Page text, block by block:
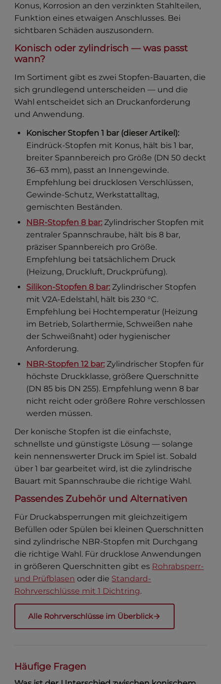
Konus, Korrosion an den verzinkten Stahlteilen,
Funktion eines etwaigen Anschlusses. Bei
sichtbaren Schäden auszusondern.
Konisch oder zylindrisch — was passt
wann?
Im Sortiment gibt es zwei Stopfen-Bauarten, die
sich grundlegend unterscheiden — und die
Wahl entscheidet sich an Druckanforderung
und Anwendung.
Konischer Stopfen 1 bar (dieser Artikel):
Eindrück-Stopfen mit Konus, hält bis 1 bar,
breiter Spannbereich pro Größe (DN 50 deckt
36–63 mm), passt an Innengewinde.
Empfehlung bei drucklosen Verschlüssen,
Gewinde-Schutz, Werkstattalltag,
gemischten Beständen.
NBR-Stopfen 8 bar: Zylindrischer Stopfen mit
zentraler Spannschraube, hält bis 8 bar,
präziser Spannbereich pro Größe.
Empfehlung bei tatsächlichem Druck
(Heizung, Druckluft, Druckprüfung).
Silikon-Stopfen 8 bar: Zylindrischer Stopfen
mit V2A-Edelstahl, hält bis 230 °C.
Empfehlung bei Hochtemperatur (Heizung
im Betrieb, Solarthermie, Schweißen nahe
der Schweißnaht) oder hygienischer
Anforderung.
NBR-Stopfen 12 bar: Zylindrischer Stopfen für
höchste Druckklasse, größere Querschnitte
(DN 85 bis DN 255). Empfehlung wenn 8 bar
nicht reicht oder größere Rohre verschlossen
werden müssen.
Der konische Stopfen ist die einfachste,
schnellste und günstigste Lösung — solange
kein nennenswerter Druck im Spiel ist. Sobald
über 1 bar gearbeitet wird, ist die zylindrische
Bauart mit Spannschraube die richtige Wahl.
Passendes Zubehör und Alternativen
Für Druckabsperrungen mit gleichzeitigem
Befüllen oder Spülen bei kleinen Querschnitten
sind zylindrische NBR-Stopfen mit Durchgang
die richtige Wahl. Für drucklose Anwendungen
in größeren Querschnitten gibt es Rohrabsperr-
und Prüfblasen oder die Standard-
Rohrverschlüsse mit 1 Dichtring.
Alle Rohrverschlüsse im Überblick
Häufige Fragen